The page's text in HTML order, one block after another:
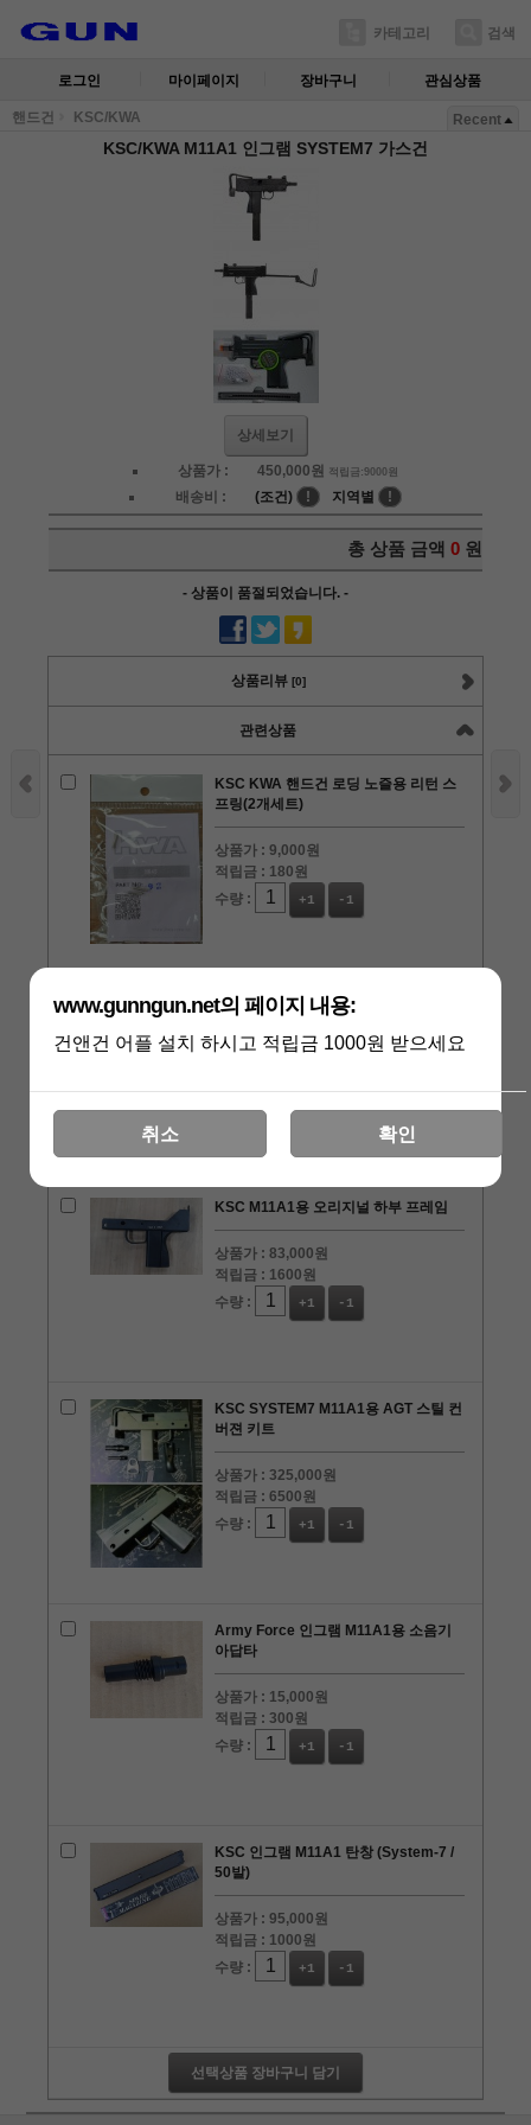
카테고리 검색
로그인 마이페이지 장바구니 관심상품
핸드건 KSC/KWA Recent
KSC/KWA M11A1 인그램 SYSTEM7 가스건
상세보기
상품가 : 450,000원 적립금:9000원
배송비 : (조건) ! 지역별 !
총 상품 금액 0 원
- 상품이 품절되었습니다. -
상품리뷰 [0]
관련상품
KSC KWA 핸드건 로딩 노즐용 리턴 스
프링(2개세트)
상품가 :9,000원
적립금 : 180원
수량 :
+1 -1
인그램 미니 우지 M11A1 전용 소음기
상품가 :36,000원
KSC M11A1용 오리지널 하부 프레임
상품가 :83,000원
적립금 : 1600원
수량 :
+1 -1
KSC SYSTEM7 M11A1용 AGT 스틸 컨
버젼 키트
상품가 :325,000원
적립금 :6500원
수량 :
+1 -1
Army Force 인그램 M11A1용 소음기
아답타
상품가 : 15,000원
적립금 :300원
수량 :
+1 -1
KSC 인그램 M11A1 탄창 (System-7 /
50발)
상품가 :95,000원
적립금 : 1000원
수량 :
+1 -1
선택상품 장바구니 담기
www.gunngun.net의 페이지 내용:
건앤건 어플 설치 하시고 적립금 1000원 받으세요
취소 확인